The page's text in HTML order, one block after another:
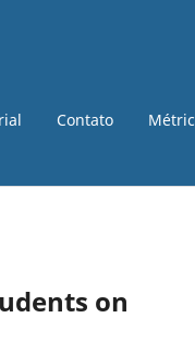
Contato
on